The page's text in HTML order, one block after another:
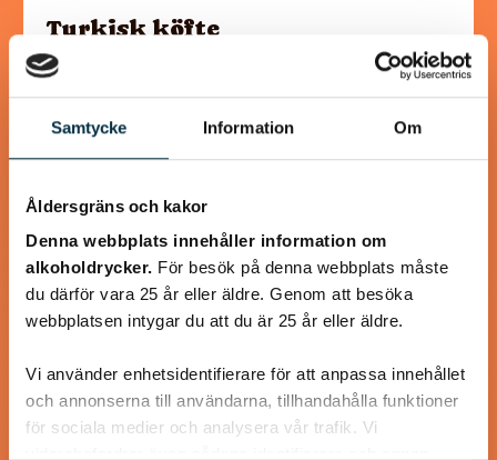
Samtycke Information Om
Åldersgräns och kakor
Denna webbplats innehåller information om
alkoholdrycker. För besök på denna webbplats måste
du därför vara 25 år eller äldre. Genom att besöka
webbplatsen intygar du att du är 25 år eller äldre.
Vi använder enhetsidentifierare för att anpassa innehållet
och annonserna till användarna, tillhandahålla funktioner
för sociala medier och analysera vår trafik. Vi
Turkisk köfte
En längtan till Turkisk mat
@heartfriend